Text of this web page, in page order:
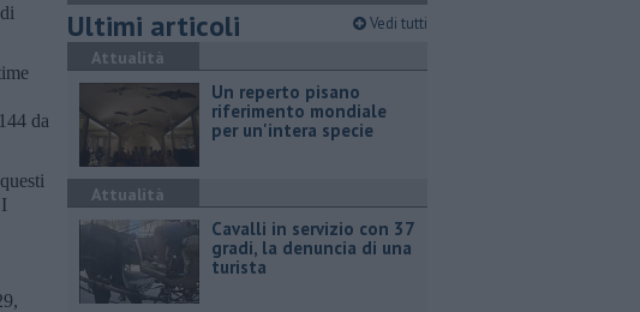
da
Ultimi articoli Vedi tutti
Attualità
Un reperto pisano
riferimento mondiale
per un'intera specie
Attualità
Cavalli in servizio con 37
gradi, la denuncia di una
turista